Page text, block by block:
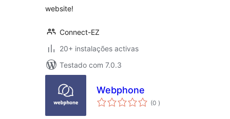
website!
Connect-EZ
20+ instalações activas
Testado com 7.0.3
Webphone
(0 classificações
)